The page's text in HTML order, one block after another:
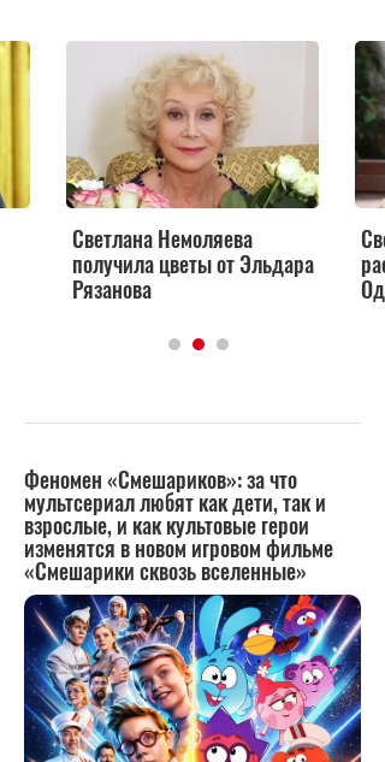
Светлана Немоляева
получила цветы от Эльдара
Рязанова